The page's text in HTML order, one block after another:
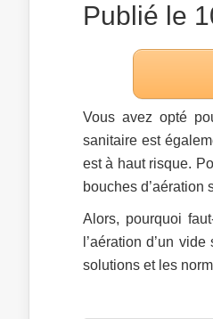
Publié le
Vous avez opté
sanitaire est
est à haut risque.
bouches d’aération
Alors, pourquoi
l’aération d’un
solutions et les